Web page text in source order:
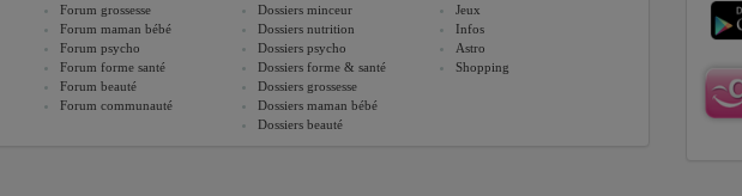
Forum grossesse
Forum maman bébé
Forum psycho
Forum forme santé
Forum beauté
Forum communauté
Dossiers minceur
Dossiers nutrition
Dossiers psycho
Dossiers forme & santé
Dossiers grossesse
Dossiers maman bébé
Dossiers beauté
Jeux
Infos
Astro
Shopping